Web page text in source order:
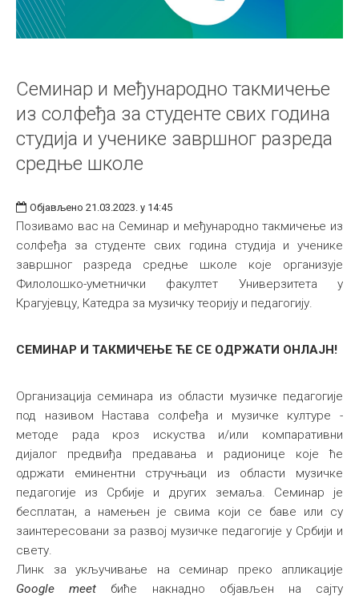
Семинар и међународно такмичење
из солфеђа за студенте свих година
студија и ученике завршног разреда
средње школе
Објављено 21.03.2023. у 14:45
Позивамо вас на Семинар и међународно такмичење из
солфеђа за студенте свих година студија и ученике
завршног разреда средње школе које организује
Филолошко-уметнички факултет Универзитета у
Крагујевцу, Катедра за музичку теорију и педагогију.
СЕМИНАР И ТАКМИЧЕЊЕ ЋЕ СЕ ОДРЖАТИ OНЛАЈН!
Организација семинара из области музичке педагогије
под називом Настава солфеђа и музичке културе -
методе рада кроз искуства и/или компаративни
дијалог предвиђа предавања и радионице које ће
одржати еминентни стручњаци из области музичке
педагогије из Србије и других земаља. Семинар је
бесплатан, а намењен је свима који се баве или су
заинтересовани за развој музичке педагогије у Србији и
свету.
Линк за укључивање на семинар преко апликације
Google meet биће накнадно објављен на сајту